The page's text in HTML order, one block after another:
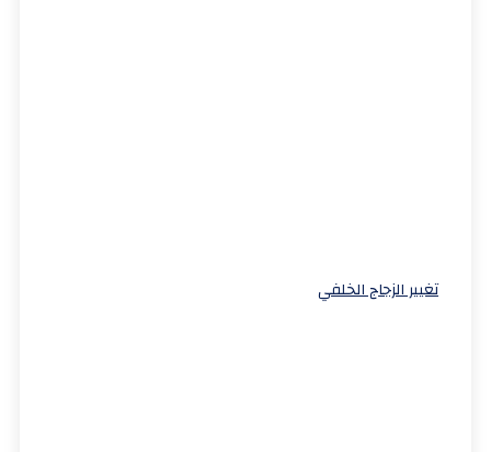
تغيير الزجاج الخلفي